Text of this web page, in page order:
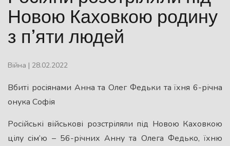
Новою Каховкою родину
з п’яти людей
Війна | 28.02.2022
Вбиті росіянами Анна та Олег Федьки та їхня 6-річна
онука Софія
Російські військові розстріляли під Новою Каховкою
цілу сім’ю – 56-річних Анну та Олега Федько, їхню